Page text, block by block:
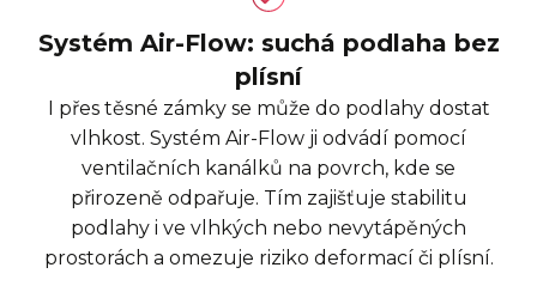
Systém Air-Flow: suchá podlaha bez
plísní
I přes těsné zámky se může do podlahy dostat
vlhkost. Systém Air-Flow ji odvádí pomocí
ventilačních kanálků na povrch, kde se
přirozeně odpařuje. Tím zajišťuje stabilitu
podlahy i ve vlhkých nebo nevytápěných
prostorách a omezuje riziko deformací či plísní.